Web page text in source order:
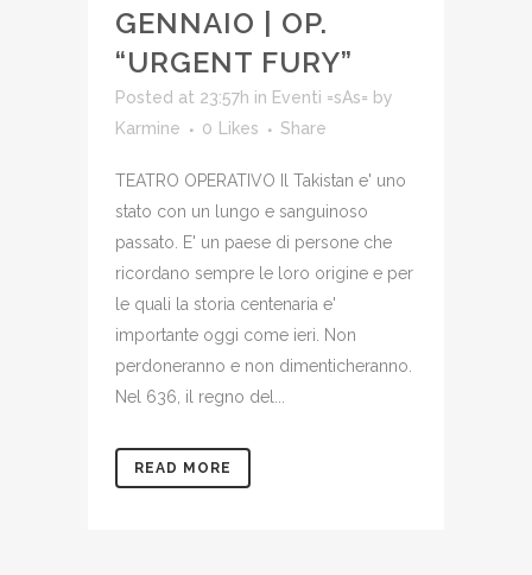
GENNAIO | OP.
“URGENT FURY”
Posted at 23:57h in Eventi =sAs= by
Karmine
0 Likes Share
TEATRO OPERATIVO Il Takistan e' uno
stato con un lungo e sanguinoso
passato. E' un paese di persone che
ricordano sempre le loro origine e per
le quali la storia centenaria e'
importante oggi come ieri. Non
perdoneranno e non dimenticheranno.
Nel 636, il regno del...
READ MORE